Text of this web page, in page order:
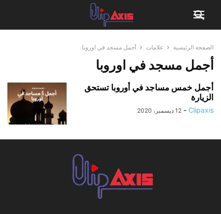
الصفحة الرئيسية علامات أجمل مسجد في اوروبا
أجمل مسجد في اوروبا
أجمل خمس مساجد في أوروبا تستحق
الزيارة
Clipaxis
- 12 ديسمبر، 2020